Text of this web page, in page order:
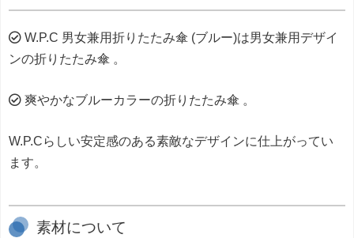
W.P.C 男女兼用折りたたみ傘 (ブルー)は男女兼用デザイ
ンの折りたたみ傘 。
爽やかなブルーカラーの折りたたみ傘 。
W.P.Cらしい安定感のある素敵なデザインに仕上がってい
ます。
素材について